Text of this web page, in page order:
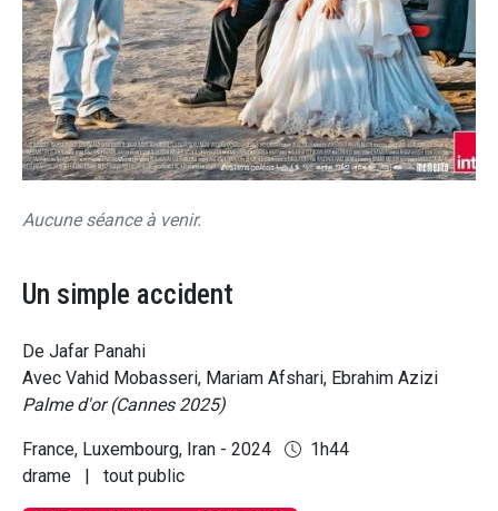
Aucune séance à venir.
Un simple accident
De Jafar Panahi
Avec Vahid Mobasseri, Mariam Afshari, Ebrahim Azizi
Palme d'or (Cannes 2025)
France, Luxembourg, Iran - 2024
1h44
drame
| tout public